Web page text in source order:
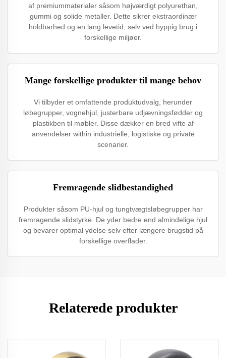
af premiummaterialer såsom højværdigt polyurethan,
gummi og solide metaller. Dette sikrer ekstraordinær
holdbarhed og en lang levetid, selv ved hyppig brug i
forskellige miljøer.
Mange forskellige produkter til mange behov
Vi tilbyder et omfattende produktudvalg, herunder
løbegrupper, vognehjul, justerbare udjævningsfødder og
plastikben til møbler. Disse dækker en bred vifte af
anvendelser within industrielle, logistiske og private
scenarier.
Fremragende slidbestandighed
Produkter såsom PU-hjul og tungtvægtsløbegrupper har
fremragende slidstyrke. De yder bedre end almindelige hjul
og bevarer optimal ydelse selv efter længere brugstid på
forskellige overflader.
Relaterede produkter